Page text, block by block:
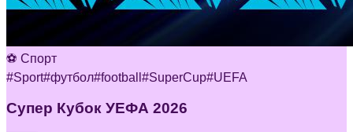
⚽ Спорт
#Sport#футбол#football #SuperCup#UEFA
Супер Кубок УЕФА 2026